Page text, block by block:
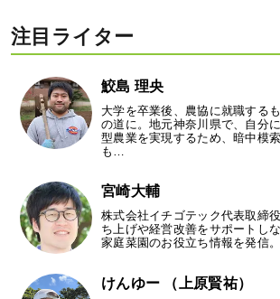
注目ライター
鮫島 理央
大学を卒業後、農協に就職する
の道に。地元神奈川県で、自分
型農業を実現するため、暗中模
も…
宮崎大輔
株式会社イチゴテック代表取締
ち上げや経営改善をサポートし
家庭菜園のお役立ち情報を発信
けんゆー （上原賢祐）